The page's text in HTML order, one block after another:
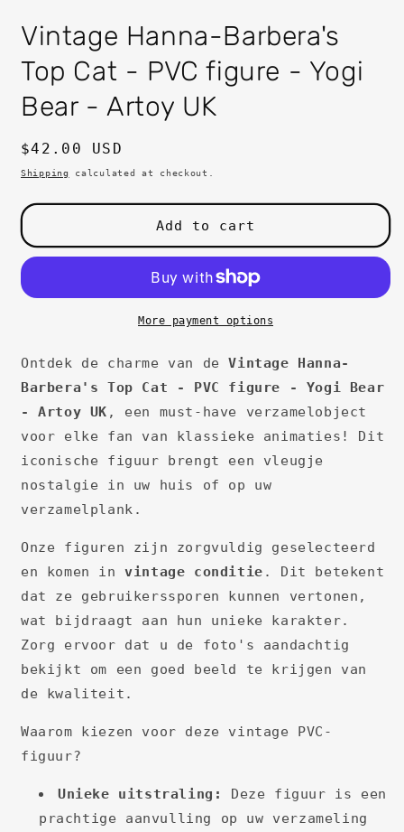
Vintage Hanna-Barbera's
Top Cat - PVC figure - Yogi
Bear - Artoy UK
Regular
price
$42.00 USD
Shipping calculated at checkout.
Add to cart
More payment options
Ontdek de charme van deVintage Hanna-
Barbera's Top Cat - PVC figure - Yogi Bear
- Artoy UK , een must-have verzamelobject
voor elke fan van klassieke animaties! Dit
iconische figuur brengt een vleugje
nostalgie in uw huis of op uw
verzamelplank.
Onze figuren zijn zorgvuldig geselecteerd
en komen invintage conditie . Dit betekent
dat ze gebruikerssporen kunnen vertonen,
wat bijdraagt aan hun unieke karakter.
Zorg ervoor dat u de foto's aandachtig
bekijkt om een goed beeld te krijgen van
de kwaliteit.
Waarom kiezen voor deze vintage PVC-
figuur?
Unieke uitstraling:
Deze figuur is een
prachtige aanvulling op uw verzameling